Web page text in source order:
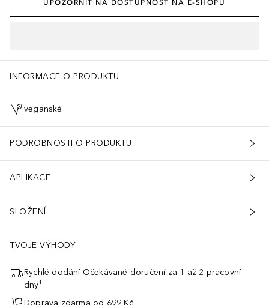
UPOZORNIT NA DOSTUPNOST NA E-SHOPU
INFORMACE O PRODUKTU
veganské
PODROBNOSTI O PRODUKTU
APLIKACE
SLOŽENÍ
TVOJE VÝHODY
Rychlé dodání Očekávané doručení za 1 až 2 pracovní
dny¹